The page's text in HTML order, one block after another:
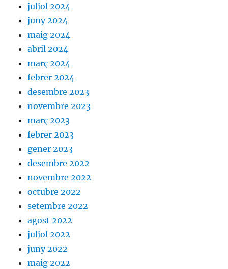
juliol 2024
juny 2024
maig 2024
abril 2024
març 2024
febrer 2024
desembre 2023
novembre 2023
març 2023
febrer 2023
gener 2023
desembre 2022
novembre 2022
octubre 2022
setembre 2022
agost 2022
juliol 2022
juny 2022
maig 2022